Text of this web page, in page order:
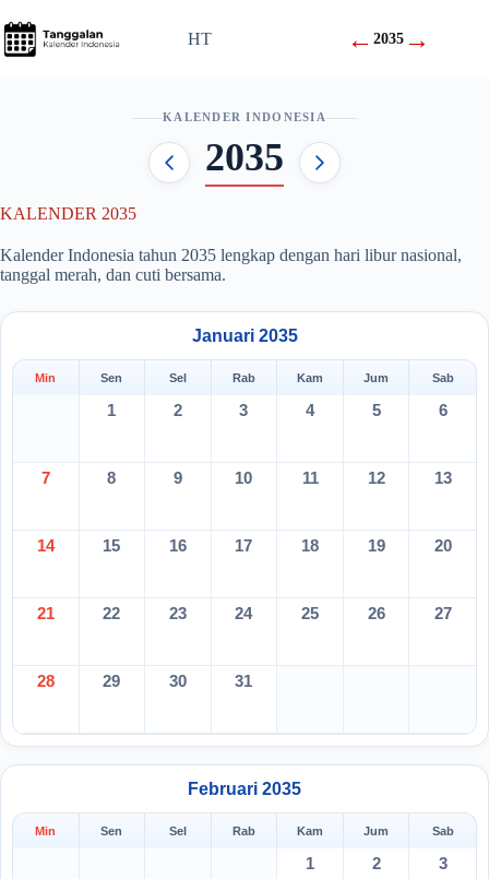
to
content
HT ←2035 →
KALENDER INDONESIA
2035
KALENDER 2035
Kalender Indonesia tahun 2035 lengkap dengan hari libur nasional,
tanggal merah, dan cuti bersama.
Januari 2035
Min Sen Sel Rab Kam Jum Sab
1 2 3 4 5 6
7 8 9 10 11 12 13
14 15 16 17 18 19 20
21 22 23 24 25 26 27
28 29 30 31
Februari 2035
Min Sen Sel Rab Kam Jum Sab
1 2 3